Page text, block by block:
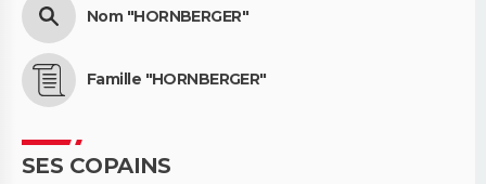
Nom "HORNBERGER"
Famille "HORNBERGER"
SES COPAINS